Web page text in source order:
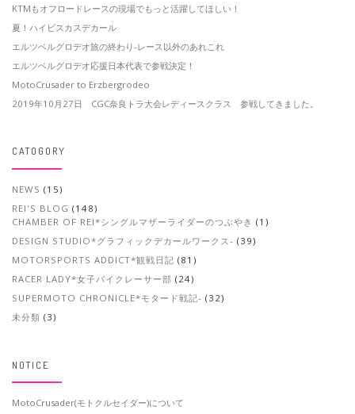
KTMもオフロードレースの現場でもっと活躍してほしい！
夏！ハイビスカスデカール
エルツベルグロデオ旅の終わり-レース以外のあれこれ
エルツベルグロデオ応援日本代表で参戦決定！
MotoCrusader to Erzbergrodeo
2019年10月27日 CGC奈良トラ大会レディースクラス 参戦してきました。
CATOGORY
NEWS (15)
REI'S BLOG (148)
CHAMBER OF REI*シングルマザーライダーのつぶやき (1)
DESIGN STUDIO*グラフィックデカールワークス- (39)
MOTORSPORTS ADDICT*観戦日記 (81)
RACER LADY*女子バイクレーサー部 (24)
SUPERMOTO CHRONICLE*モタード戦記- (32)
未分類 (3)
NOTICE
MotoCrusader(モトクルセイダー)について